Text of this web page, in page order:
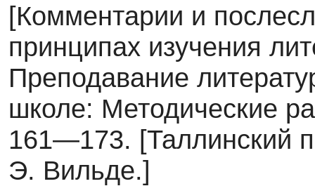
[Комментарии и
принципах изучения
Преподавание
школе: Ме­тодические
161—173. [Таллинский
Э. Вильде.]